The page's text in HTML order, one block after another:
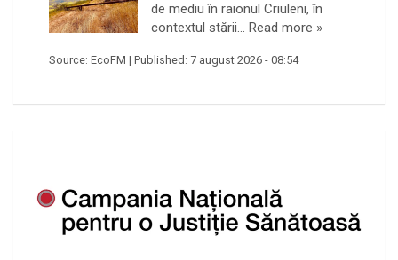
de mediu în raionul Criuleni, în
contextul stării… Read more »
Source: EcoFM | Published: 7 august 2026 - 08:54